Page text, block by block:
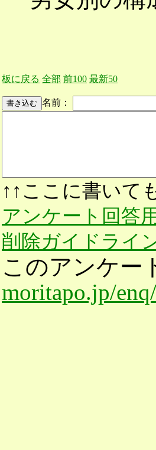
板に戻る 全部 前100 最新50
名前：
↑↑ここに書いて
アンケート回答
削除ガイドライ
このアンケー
moritapo.jp/